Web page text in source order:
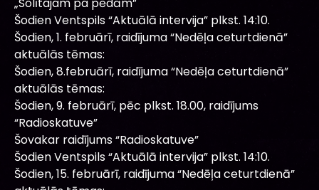
Šodien Ventspils “Aktuālā intervija” plkst. 14:10.
Šodien, 1. februārī, raidījuma “Nedēļa ceturtdienā”
aktuālās tēmas:
Šodien, 8.februārī, raidījuma “Nedēļa ceturtdienā”
aktuālās tēmas:
Šodien, 9. februārī, pēc plkst. 18.00, raidījums
“Radioskatuve”
Šovakar raidījums “Radioskatuve”
Šodien Ventspils “Aktuālā intervija” plkst. 14:10.
Šodien, 15. februārī, raidījuma “Nedēļa ceturtdienā”